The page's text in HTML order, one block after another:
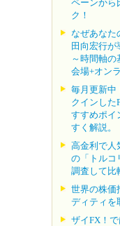
ペーンから
ク！
なぜあなた
田向宏行が
～時間軸の
会場+オン
毎月更新中
クインした
すすめポイ
すく解説。
高金利で人
の「トルコ
調査して比
世界の株価
ディティを
ザイFX！